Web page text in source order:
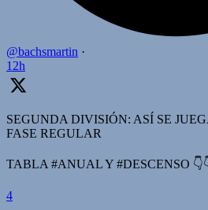
@bachsmartin ·
12h
SEGUNDA DIVISIÓN: ASÍ SE
FASE REGULAR
TABLA #ANUAL Y #DESCENSO
4